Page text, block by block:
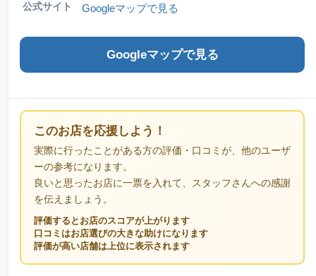
公式サイト Googleマップで見る
Googleマップで見る
このお店を応援しよう！
実際に行ったことがある方の評価・口コミが、他のユーザ
ーの参考になります。
良いと思ったお店に一票を入れて、スタッフさんへの感謝
を伝えましょう。
評価するとお店のスコアが上がります
口コミはお店選びの大きな助けになります
評価が高い店舗は上位に表示されます